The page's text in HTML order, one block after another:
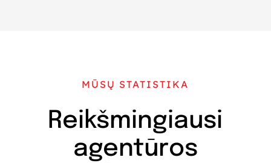
MŪSŲ STATISTIKA
Reikšmingiausi
agentūros